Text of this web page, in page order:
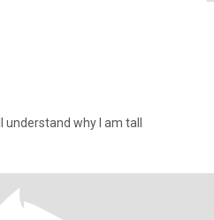
why I am tall